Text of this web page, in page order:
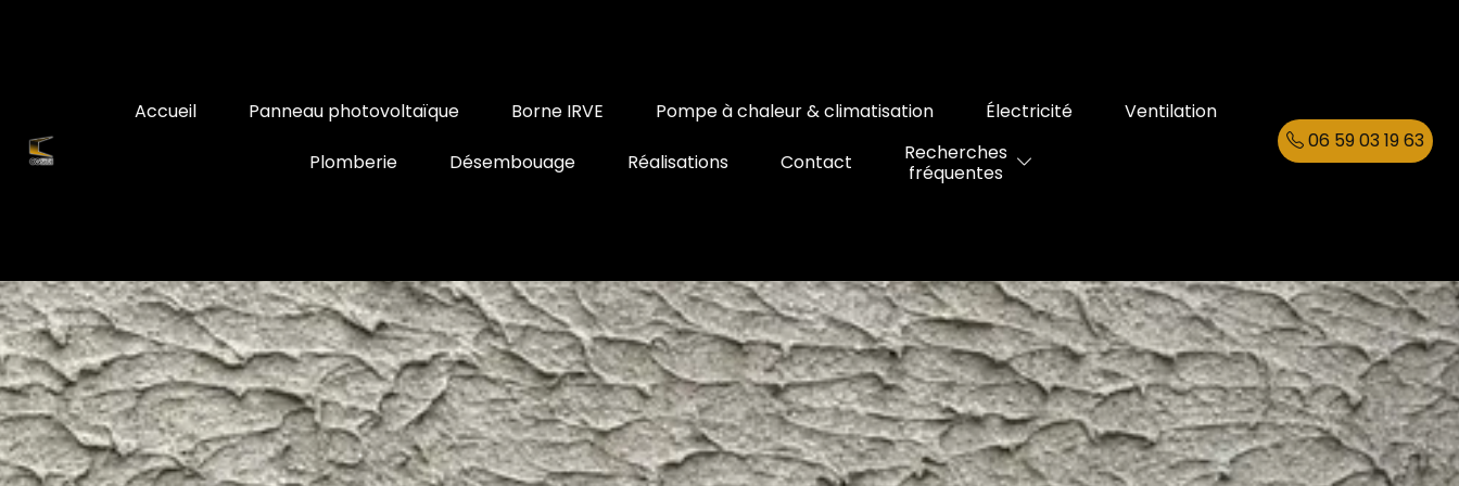
Accueil Panneau photovoltaïque Borne IRVE Pompe à chaleur & climatisation Électricité Ventilation
Plomberie Désembouage Réalisations Contact
Recherches
fréquentes
06 59 03 19 63